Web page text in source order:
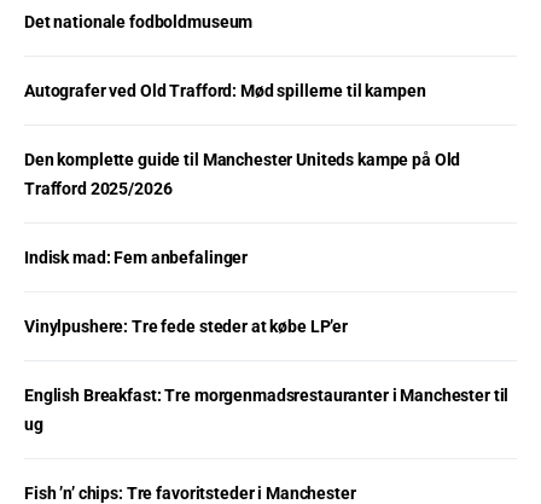
Det nationale fodboldmuseum
Autografer ved Old Trafford: Mød spillerne til kampen
Den komplette guide til Manchester Uniteds kampe på Old
Trafford 2025/2026
Indisk mad: Fem anbefalinger
Vinylpushere: Tre fede steder at købe LP’er
English Breakfast: Tre morgenmadsrestauranter i Manchester til
ug
Fish ’n’ chips: Tre favoritsteder i Manchester